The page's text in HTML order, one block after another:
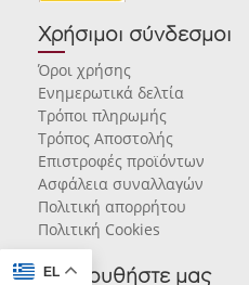
EL
Χρήσιμοι σύνδεσμοι
Όροι χρήσης
Ενημερωτικά δελτία
Τρόποι πληρωμής
Τρόπος Αποστολής
Επιστροφές προϊόντων
Ασφάλεια συναλλαγών
Πολιτική απορρήτου
Πολιτική Cookies
Ακολουθήστε μας